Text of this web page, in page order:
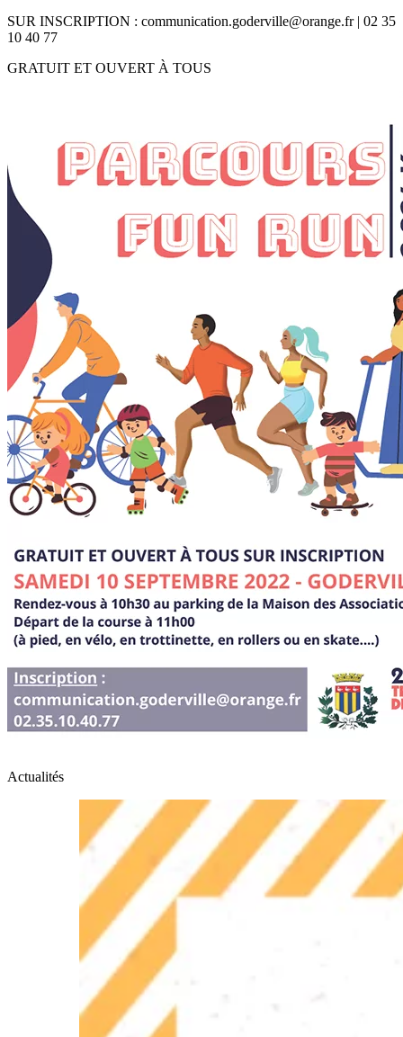
SUR INSCRIPTION : communication.goderville@orange.fr | 02 35
10 40 77
GRATUIT ET OUVERT À TOUS
Actualités